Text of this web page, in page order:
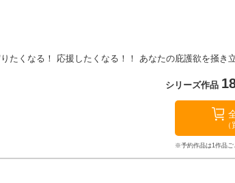
シリーズ作品
※予約作品は1作品ご